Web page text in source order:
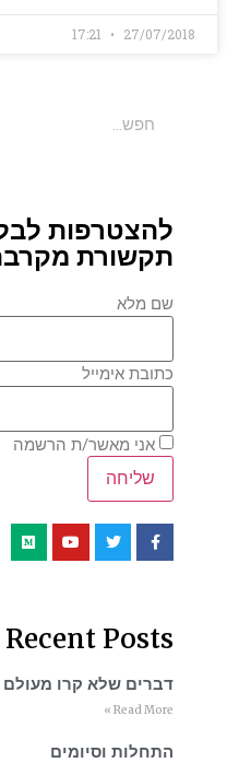
27/07/2018
להצטרפות
תקשורת
שם מלא
כתובת אימייל
אני מאשר/ת הרשמה
Recent Posts
דברים שלא קרו מעולם
Read More »
התחלות וסיומים